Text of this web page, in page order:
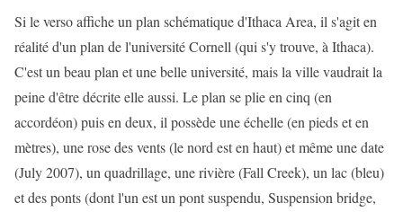
Si le verso affiche un plan schématique d'Ithaca Area, il s'agit en
réalité d'un plan de l'université Cornell (qui s'y trouve, à Ithaca).
C'est un beau plan et une belle université, mais la ville vaudrait la
peine d'être décrite elle aussi. Le plan se plie en cinq (en
accordéon) puis en deux, il possède une échelle (en pieds et en
mètres), une rose des vents (le nord est en haut) et même une date
(July 2007), un quadrillage, une rivière (Fall Creek), un lac (bleu)
et des ponts (dont l'un est un pont suspendu, Suspension bridge,